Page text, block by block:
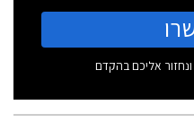
ונחזור אליכם בהקדם